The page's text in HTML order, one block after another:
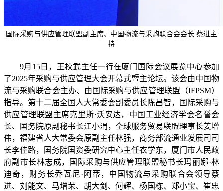
国际采购与供应管理联盟副主席、中国物流与采购联合会会长 蔡进主
持
9月15日，王校武主任一行在厦门国际会议展览中心参加
了2025年采购与供应管理大会开幕式暨主论坛。该会由中国物
流与采购联合会主办、由国际采购与供应管理联盟（IFPSM）
指导。第十二届全国人大常委会副委员长陈昌智，国际采购与
供应管理联盟主席克里斯·沃安达，中国工业经济学会名誉会
长、国务院原副秘书长江小涓，全球服务贸易联盟理事长姜增
伟，福建省人大常委会原副主任林强，商务部流通业发展司司
长李佳路，国务院国资委研究中心主任衣学东，厦门市人民政
府副市长林志成，国际采购与供应管理联盟秘书长玛丽娜·林
迪奇，财务长乔瓦尼·阿蒂，中国物流与采购联合会领导蔡
进、刘能文、马增荣、胡大剑、何辉、杨国栋、郑小宝、崔忠